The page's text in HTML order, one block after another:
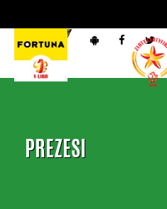
PREZESI